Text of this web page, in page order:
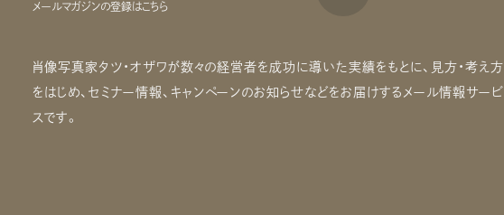
メールマガジンの登録はこちら
肖像写真家タツ・オザワが数々の経営者を成功に導いた実績をもとに、見方・考え方
をはじめ、セミナー情報、キャンペーンのお知らせなどをお届けするメール情報サービ
スです。